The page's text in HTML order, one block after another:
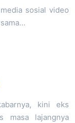
sosial video
kini eks
masa lajangnya